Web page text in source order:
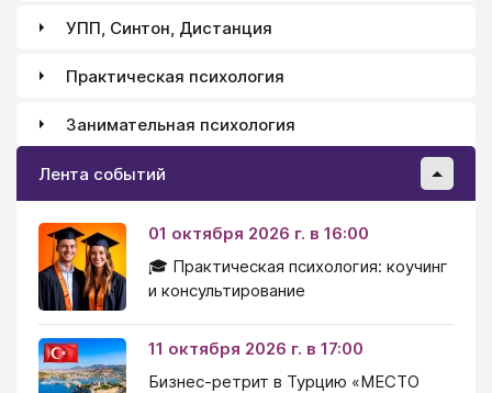
УПП, Синтон, Дистанция
Практическая психология
Занимательная психология
Лента событий
01 октября 2026 г. в 16:00
🎓 Практическая психология: коучинг
и консультирование
11 октября 2026 г. в 17:00
Бизнес-ретрит в Турцию «МЕСТО